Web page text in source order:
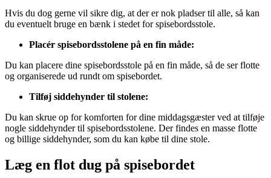
Hvis du dog gerne vil sikre dig, at der er nok pladser til alle, så kan
du eventuelt bruge en bænk i stedet for spisebordsstole.
Placér spisebordsstolene på en fin måde:
Du kan placere dine spisebordsstole på en fin måde, så de ser flotte
og organiserede ud rundt om spisebordet.
Tilføj siddehynder til stolene:
Du kan skrue op for komforten for dine middagsgæster ved at tilføje
nogle siddehynder til spisebordsstolene. Der findes en masse flotte
og billige siddehynder, som du kan købe til dine stole.
Læg en flot dug på spisebordet